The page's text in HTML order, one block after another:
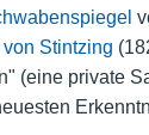
Stintzing
(eine private